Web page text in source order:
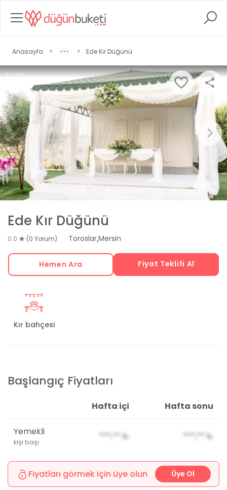
Anasayfa > > Ede Kır Düğünü
1 / 15
Ede Kır Düğünü
0.0 (0 Yorum) Toroslar,Mersin
Hemen Ara Fiyat Teklifi Al
Kır bahçesi
Başlangıç Fiyatları
Hafta içi Hafta sonu
Yemekli
kişi başı
***,** ₺ ***,** ₺
Fiyatları görmek için üye olun Üye Ol